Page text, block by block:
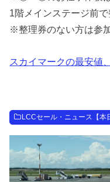
1階メインステージ前
※整理券のない方は参
スカイマークの最安値
LCCセール・ニュース【本